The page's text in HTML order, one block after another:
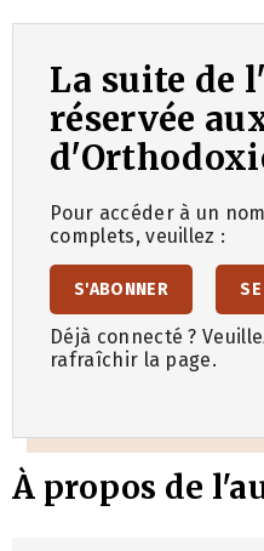
La suite de
réservée
Pour accéder à un
complets, veuillez :
S'ABONNER
Déjà connecté ?
rafraîchir la page.
À propos de